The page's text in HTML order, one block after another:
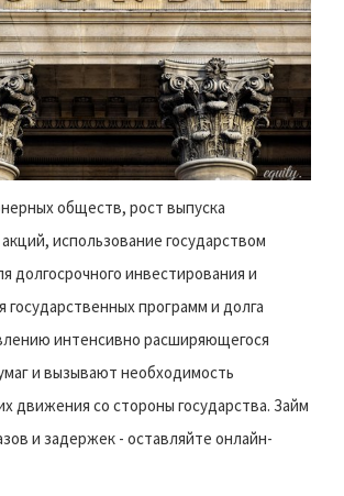
обществ, рост выпуска
использование государством
долгосрочного инвестирования и
государственных программ и долга
интенсивно расширяющегося
и вызывают необходимость
движения со стороны государства. Займ
и задержек - оставляйте онлайн-